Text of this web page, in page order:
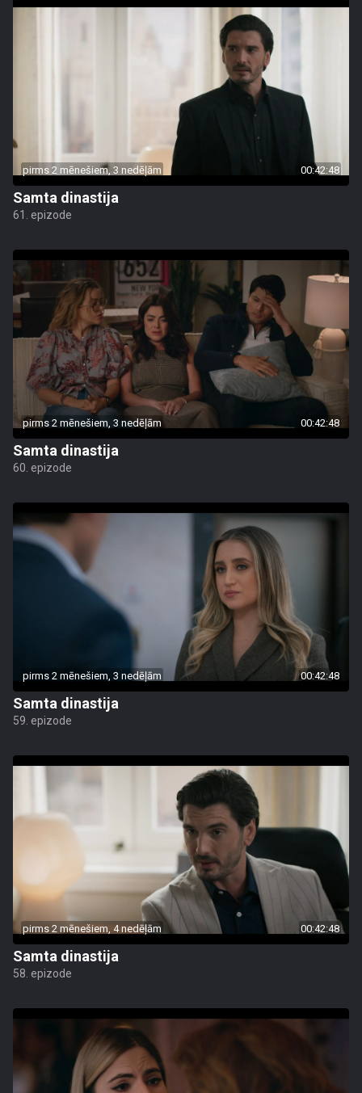
pirms 2 mēnešiem, 3 nedēļām 00:42:48
Samta dinastija
61. epizode
pirms 2 mēnešiem, 3 nedēļām 00:42:48
Samta dinastija
60. epizode
pirms 2 mēnešiem, 3 nedēļām 00:42:48
Samta dinastija
59. epizode
pirms 2 mēnešiem, 4 nedēļām 00:42:48
Samta dinastija
58. epizode